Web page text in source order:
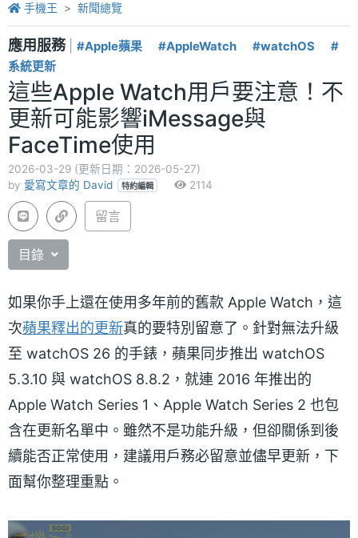
手機王 新聞總覽
應用服務 #Apple蘋果 #AppleWatch #watchOS
#
系統更新
這些Apple Watch用戶要注意！不
更新可能影響iMessage與
FaceTime使用
2026-03-29 (更新日期：2026-05-27)
by 愛寫文章的 David 特約編輯 2114
留言
目錄
如果你手上還在使用多年前的舊款 Apple Watch，這
次蘋果釋出的更新真的要特別留意了。針對無法升級
至 watchOS 26 的手錶，蘋果同步推出 watchOS
5.3.10 與 watchOS 8.8.2，就連 2016 年推出的
Apple Watch Series 1、Apple Watch Series 2 也包
含在更新名單中。雖然不是功能升級，但卻關係到後
續能否正常使用，建議用戶務必留意並儘早更新，下
面幫你整理重點。